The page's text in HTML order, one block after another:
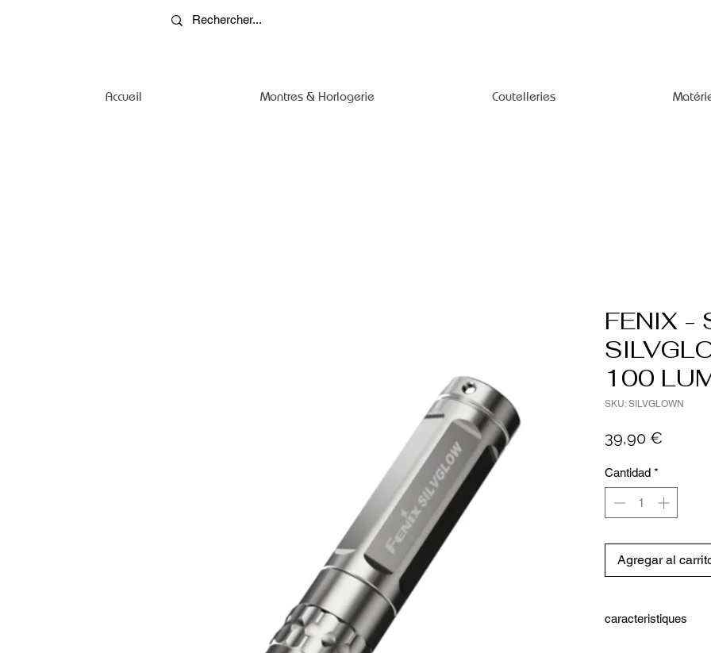
Accueil Montres & Horlogerie Coutelleries
FENIX -
100
SKU: SILVGLOWN
39,90 €
Cantidad *
Agregar al
caracteristiques